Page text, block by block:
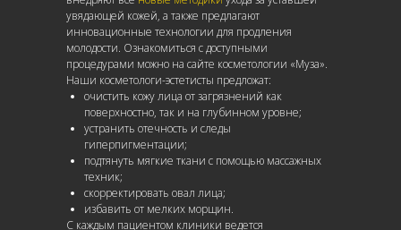
увядающей кожей, а также предлагают
инновационные технологии для продления
молодости. Ознакомиться с доступными
процедурами можно на сайте косметологии «Муза».
Наши косметологи-эстетисты предложат:
очистить кожу лица от загрязнений как
поверхностно, так и на глубинном уровне;
устранить отечность и следы
гиперпигментации;
подтянуть мягкие ткани с помощью массажных
техник;
скорректировать овал лица;
избавить от мелких морщин.
С каждым пациентом клиники ведется